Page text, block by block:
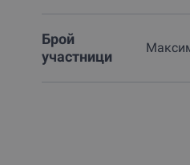
Брой
участници